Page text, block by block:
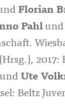
Florian
Pahlund
(Hrsg.), 2017:
und Ute
Beltz